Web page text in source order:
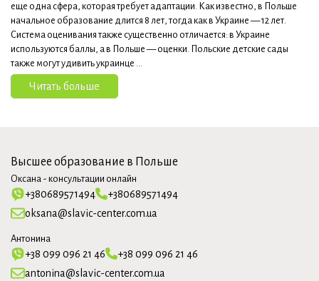
еще одна сфера, которая требует адаптации. Как известно, в Польше
начальное образование длится 8 лет, тогда как в Украине — 12 лет.
Система оценивания также существенно отличается: в Украине
используются баллы, а в Польше — оценки. Польские детские сады
также могут удивить украинце ...
Читать больше
Высшее образование в Польше
Оксана - консультации онлайн
+380689571494
+380689571494
oksana@slavic-center.com.ua
Антонина
+38 099 096 21 46
+38 099 096 21 46
antonina@slavic-center.com.ua